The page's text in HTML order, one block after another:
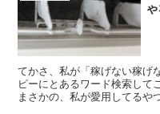
てかさ、私が「稼げない稼げ
ピーにとあるワード検索して
まさかの、私が愛用してるや